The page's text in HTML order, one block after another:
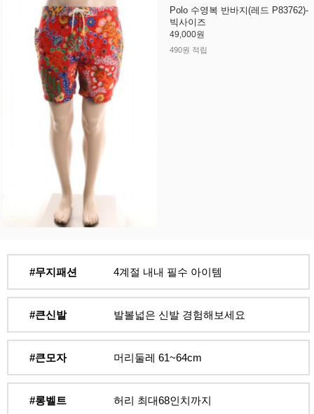
Polo 수영복 반바지(레드 P83762)-
빅사이즈
49,000원
490원 적립
#무지패션 4계절 내내 필수 아이템
#큰신발 발볼넓은 신발 경험해보세요
#큰모자 머리둘레 61~64cm
#롱벨트 허리 최대68인치까지